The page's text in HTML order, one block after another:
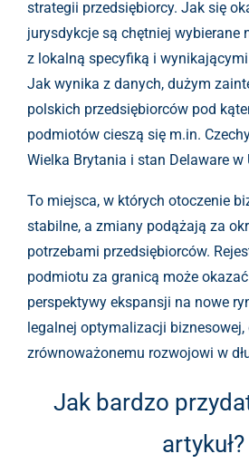
strategii przedsiębiorcy. Jak się
jurysdykcje są chętniej wybierane
z lokalną specyfiką i
Jak wynika z danych, dużym
polskich przedsiębiorców pod
podmiotów cieszą się m.in.
Wielka Brytania i stan Delaware w
To miejsca, w których otoczenie
stabilne, a zmiany podążają za
potrzebami przedsiębiorców.
podmiotu za granicą może
perspektywy ekspansji na nowe
legalnej optymalizacji biznesowej,
zrównoważonemu rozwojowi w
Jak bardzo
artykuł?